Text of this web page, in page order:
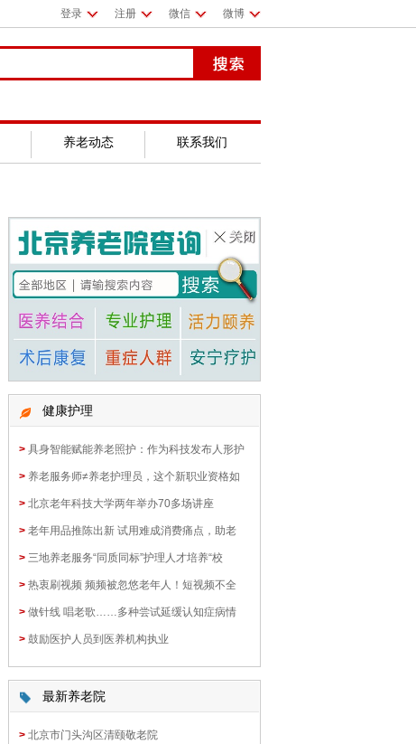
微博
微信
注册
登录
养老动态 联系我们
健康护理
> 具身智能赋能养老照护：作为科技发布人形护
> 养老服务师≠养老护理员，这个新职业资格如
> 北京老年科技大学两年举办70多场讲座
> 老年用品推陈出新 试用难成消费痛点，助老
> 三地养老服务“同质同标”护理人才培养“校
> 热衷刷视频 频频被忽悠老年人！短视频不全
> 做针线 唱老歌……多种尝试延缓认知症病情
> 鼓励医护人员到医养机构执业
最新养老院
> 北京市门头沟区清颐敬老院